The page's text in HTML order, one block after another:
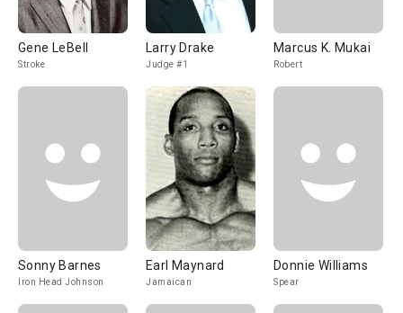
Gene LeBell
Stroke
Larry Drake
Judge #1
Marcus K. Mukai
Robert
Sonny Barnes
Iron Head Johnson
Earl Maynard
Jamaican
Donnie Williams
Spear